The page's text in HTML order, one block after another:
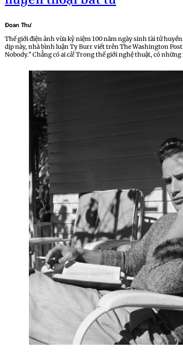
Đoan Thư
Thế giới điện ảnh vừa kỷ niệm 100 năm ngày sinh tài tử
dịp này, nhà bình luận Ty Burr viết trên The Washington
Nobody.” Chẳng có ai cả! Trong thế giới nghệ thuật, có